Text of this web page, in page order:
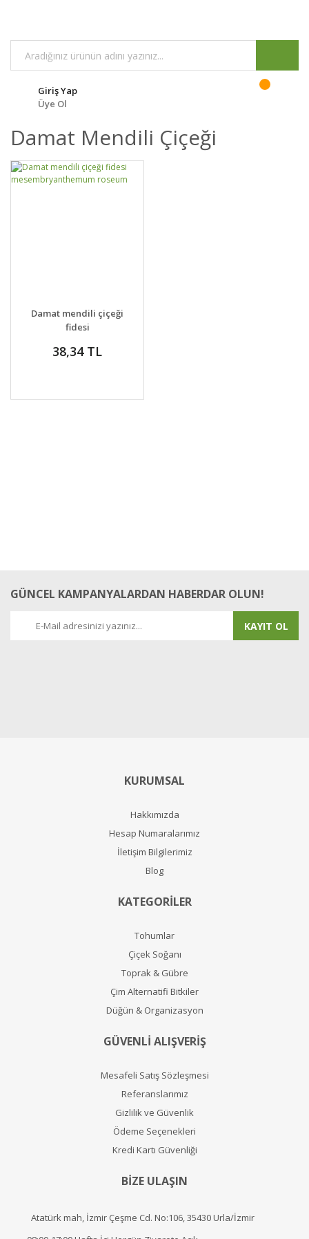
Giriş Yap
Üye Ol
Damat Mendili Çiçeği
DETAYLAR
VER
Damat mendili çiçeği
fidesi
roseum
38,34 TL
GÜNCEL KAMPANYALARDAN HABERDAR OLUN!
KAYIT OL
KURUMSAL
Hakkımızda
Hesap Numaralarımız
İletişim Bilgilerimiz
Blog
KATEGORİLER
Tohumlar
Çiçek Soğanı
Toprak & Gübre
Çim Alternatifi Bitkiler
Düğün & Organizasyon
GÜVENLİ ALIŞVERİŞ
Mesafeli Satış Sözleşmesi
Referanslarımız
Gizlilik ve Güvenlik
Ödeme Seçenekleri
Kredi Kartı Güvenliği
BİZE ULAŞIN
Atatürk mah, İzmir Çeşme Cd. No:106, 35430 Urla/İzmir